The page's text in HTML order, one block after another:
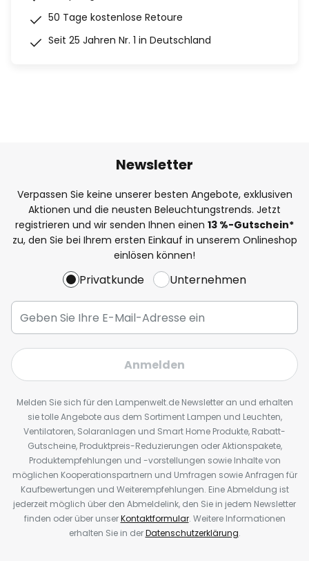
50 Tage kostenlose Retoure
Seit 25 Jahren Nr. 1 in Deutschland
Newsletter
Verpassen Sie keine unserer besten Angebote, exklusiven
Aktionen und die neusten Beleuchtungstrends. Jetzt
registrieren und wir senden Ihnen einen 13 %-Gutschein*
zu, den Sie bei Ihrem ersten Einkauf in unserem Onlineshop
einlösen können!
Privatkunde Unternehmen
Anmelden
Melden Sie sich für den Lampenwelt.de Newsletter an und erhalten
sie tolle Angebote aus dem Sortiment Lampen und Leuchten,
Ventilatoren, Solaranlagen und Smart Home Produkte, Rabatt-
Gutscheine, Produktpreis-Reduzierungen oder Aktionspakete,
Produktempfehlungen und -vorstellungen sowie Inhalte von
möglichen Kooperationspartnern und Umfragen sowie Anfragen für
Kaufbewertungen und Weiterempfehlungen. Eine Abmeldung ist
jederzeit möglich über den Abmeldelink, den Sie in jedem Newsletter
finden oder über unserKontaktformular. Weitere Informationen
erhalten Sie in derDatenschutzerklärung.